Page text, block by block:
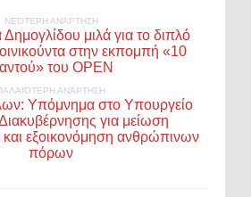
ΝΕΌΤΕΡΗ ΑΝΆΡΤΗΣΗ
μιλά για το διπλό
στην εκπομπή «10
του OPEN
ΑΝΆΡΤΗΣΗ
Υπόμνημα στο Υπουργείο
για μείωση
και εξοικονόμηση ανθρώπινων
πόρων